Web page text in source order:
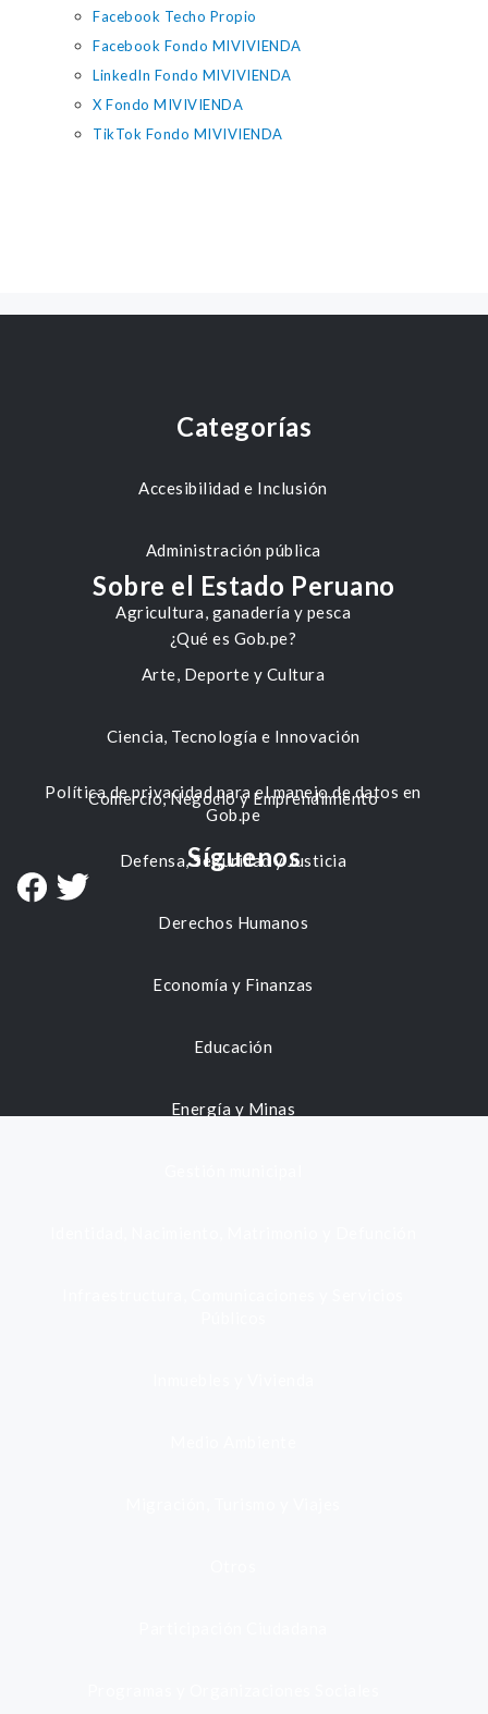
Facebook Techo Propio
Facebook Fondo MIVIVIENDA
LinkedIn Fondo MIVIVIENDA
X Fondo MIVIVIENDA
TikTok Fondo MIVIVIENDA
Categorías
Accesibilidad e Inclusión
Administración pública
Agricultura, ganadería y pesca
Arte, Deporte y Cultura
Ciencia, Tecnología e Innovación
Comercio, Negocio y Emprendimiento
Defensa, Seguridad y Justicia
Derechos Humanos
Economía y Finanzas
Educación
Energía y Minas
Sobre el Estado Peruano
¿Qué es Gob.pe?
Política de privacidad para el manejo de datos en
Gob.pe
Síguenos